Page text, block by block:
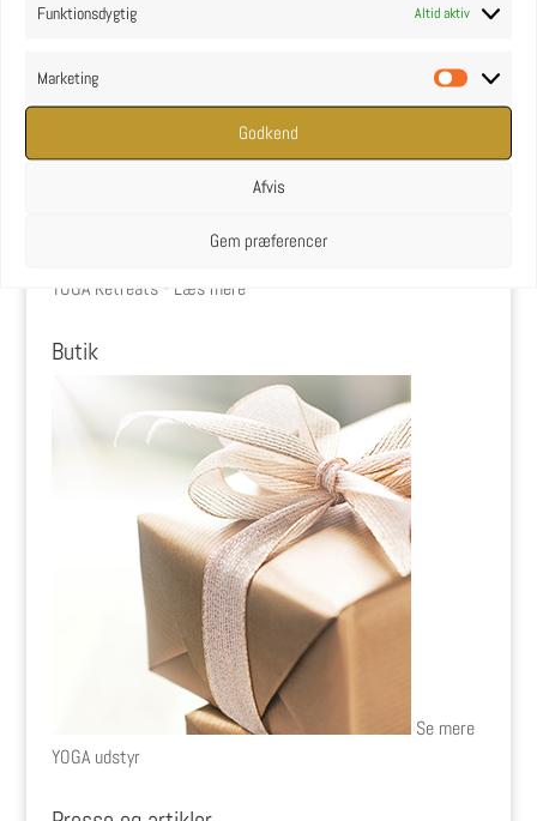
Funktionsdygtig Altid aktiv
Marketing
Godkend
Afvis
Gem præferencer
YOGA Retreats - Læs mere
Butik
Se mere
YOGA udstyr